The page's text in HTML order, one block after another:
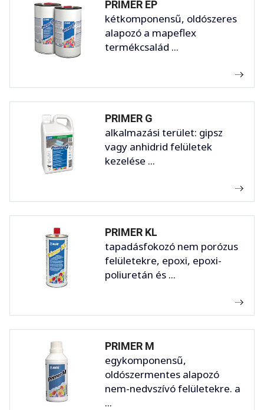
PRIMER EP
kétkomponensű, oldószeres
alapozó a mapeflex
termékcsalád ...
PRIMER G
alkalmazási terület: gipsz
vagy anhidrid felületek
kezelése ...
PRIMER KL
tapadásfokozó nem porózus
felületekre, epoxi, epoxi-
poliuretán és ...
PRIMER M
egykomponensű,
oldószermentes alapozó
nem-nedvszívó felületekre. a
...